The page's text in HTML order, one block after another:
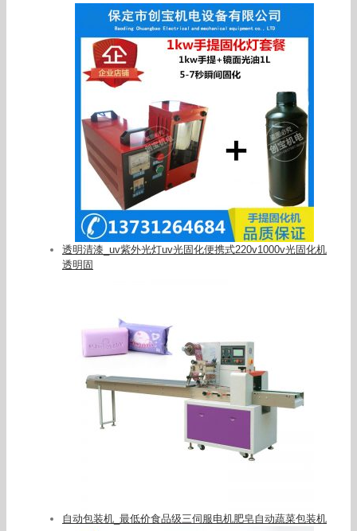
透明清漆_uv紫外光灯uv光固化便携式220v1000v光固化机
透明固
自动包装机_最低价食品级三伺服电机肥皂自动蔬菜包装机